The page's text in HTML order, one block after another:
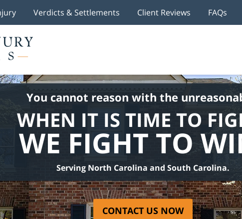
Verdicts & Settlements Client Reviews FAQs
You cannot reason with the
WHEN IT IS TIME TO
WE FIGHT TO
Serving North Carolina and South Carolina.
CONTACT US NOW